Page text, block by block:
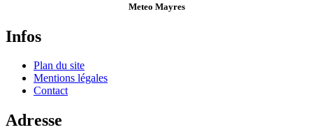
Meteo Mayres
Infos
Plan du site
Mentions légales
Contact
Adresse